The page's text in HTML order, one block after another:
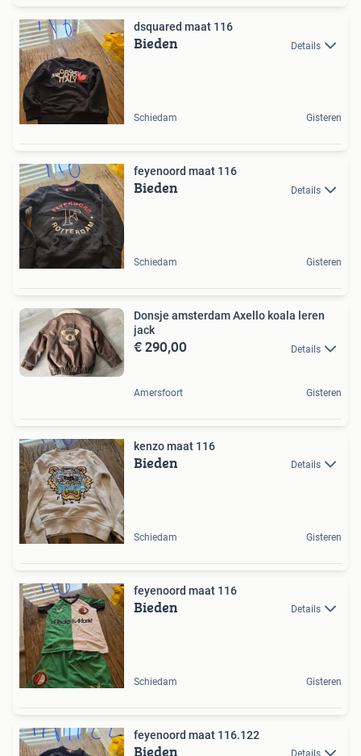
dsquared maat 116
Bieden Details
Schiedam Gisteren
feyenoord maat 116
Bieden Details
Schiedam Gisteren
Donsje amsterdam Axello koala leren
jack
€ 290,00 Details
Amersfoort Gisteren
kenzo maat 116
Bieden Details
Schiedam Gisteren
feyenoord maat 116
Bieden Details
Schiedam Gisteren
feyenoord maat 116.122
Bieden Details